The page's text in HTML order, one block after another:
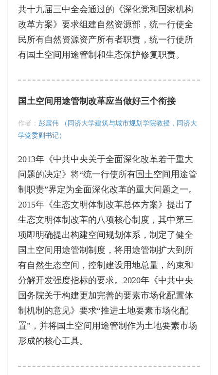
共十九届三中全会通过的《深化党和国家机构
改革方案》要求组建自然资源部，统一行使全
民所有自然资源资产所有者职责，统一行使所
有国土空间用途管制和生态保护修复职责。
国土空间用途管制改革应当做好三个衔接
作者： 彭震伟 （同济大学建筑与城市规划学院教授，同济大
学党委副书记）
2013年《中共中央关于全面深化改革若干重大
问题的决定》将“统一行使所有国土空间用途管
制职责”界定为全面深化改革的重大问题之一。
2015年《生态文明体制改革总体方案》提出了
生态文明体制改革的八项核心制度，其中第三
项即明确提出构建空间规划体系，制定了健全
国土空间用途管制制度，将用途管制扩大到所
有自然生态空间，控制建设用地总量，约束和
分解开发强度指标的要求。2020年《中共中央
国务院关于构建更加完善的要素市场化配置体
制机制的意见》要求“推进土地要素市场化配
置”，并将国土空间用途管制作为土地要素市场
形成的核心工具。